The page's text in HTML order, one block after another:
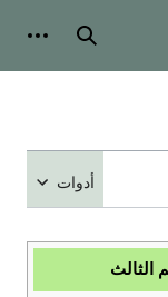
بحث
أدوات
الثالث